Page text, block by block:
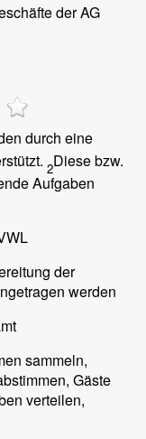
der AG
durch eine
2Diese bzw.
Aufgaben
der
werden
sammeln,
Gäste
verteilen,